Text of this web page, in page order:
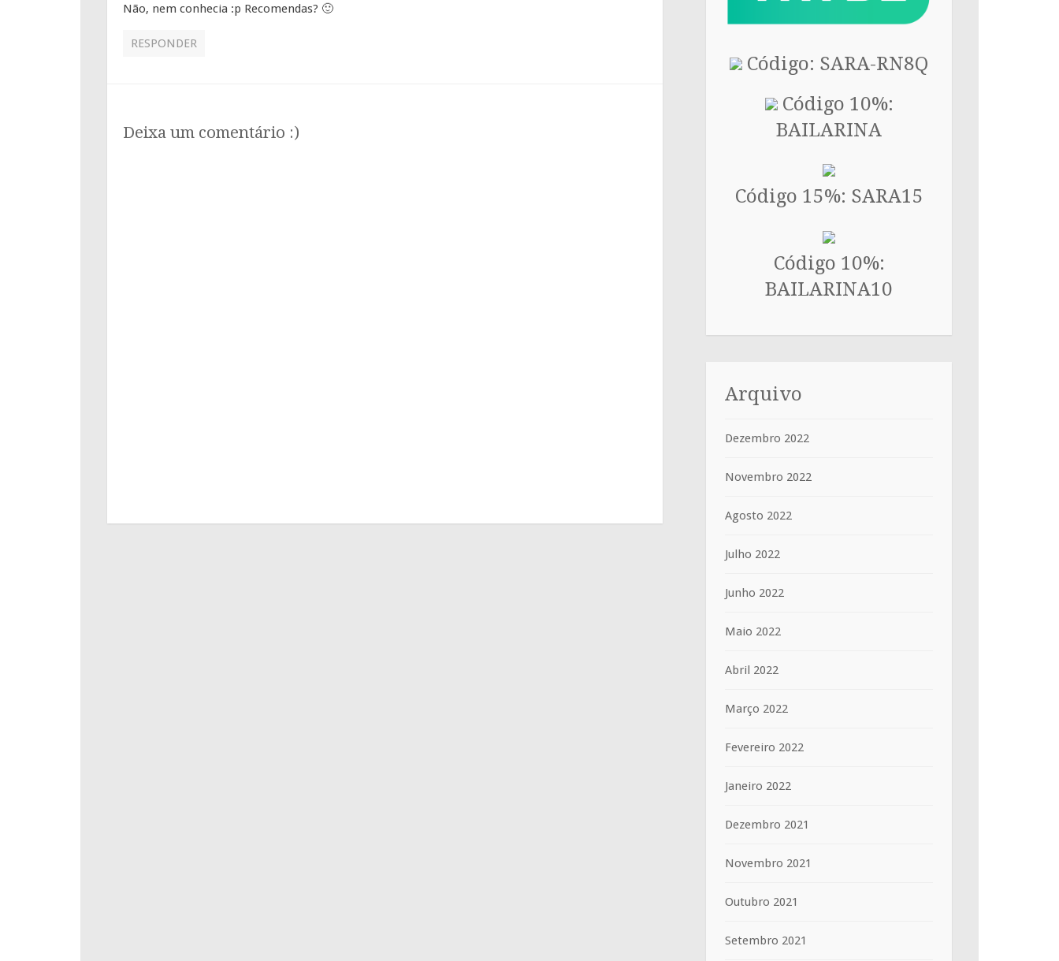
Não, nem conhecia :p Recomendas? 🙂
RESPONDER
Deixa um comentário :)
Código: SARA-RN8Q
Código 10%:
BAILARINA
Código 15%: SARA15
Código 10%:
BAILARINA10
Arquivo
Dezembro 2022
Novembro 2022
Agosto 2022
Julho 2022
Junho 2022
Maio 2022
Abril 2022
Março 2022
Fevereiro 2022
Janeiro 2022
Dezembro 2021
Novembro 2021
Outubro 2021
Setembro 2021